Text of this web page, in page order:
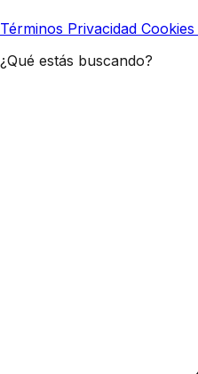
Términos Privacidad Cookies
¿Qué estás buscando?